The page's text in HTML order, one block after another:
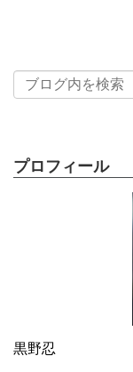
プロフィール
黒野忍